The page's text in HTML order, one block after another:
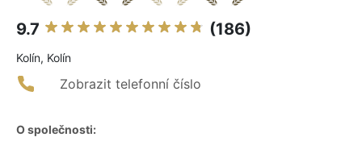
9.7 (186)
Kolín, Kolín
Zobrazit telefonní číslo
O společnosti: